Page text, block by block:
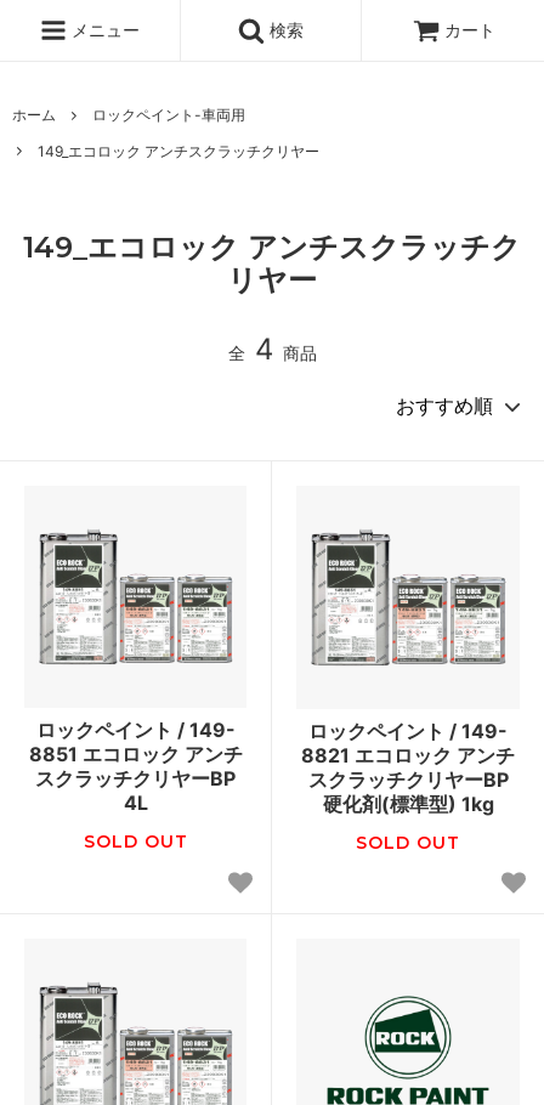
メニュー 検索 カート
ホーム
ロックペイント-車両用
149_エコロック アンチスクラッチクリヤー
149_エコロック アンチスクラッチク
リヤー
全 4 商品
ロックペイント / 149-
8851 エコロック アンチ
スクラッチクリヤーBP
4L
SOLD OUT
ロックペイント / 149-
8821 エコロック アンチ
スクラッチクリヤーBP
硬化剤(標準型) 1kg
SOLD OUT